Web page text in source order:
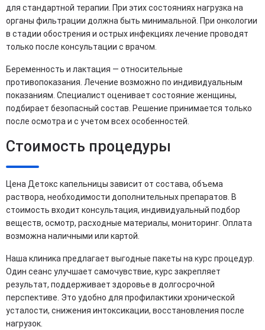
для стандартной терапии. При этих состояниях нагрузка на
органы фильтрации должна быть минимальной. При онкологии
в стадии обострения и острых инфекциях лечение проводят
только после консультации с врачом.
Беременность и лактация — относительные
противопоказания. Лечение возможно по индивидуальным
показаниям. Специалист оценивает состояние женщины,
подбирает безопасный состав. Решение принимается только
после осмотра и с учетом всех особенностей.
Стоимость процедуры
Цена Детокс капельницы зависит от состава, объема
раствора, необходимости дополнительных препаратов. В
стоимость входит консультация, индивидуальный подбор
веществ, осмотр, расходные материалы, мониторинг. Оплата
возможна наличными или картой.
Наша клиника предлагает выгодные пакеты на курс процедур.
Один сеанс улучшает самочувствие, курс закрепляет
результат, поддерживает здоровье в долгосрочной
перспективе. Это удобно для профилактики хронической
усталости, снижения интоксикации, восстановления после
нагрузок.